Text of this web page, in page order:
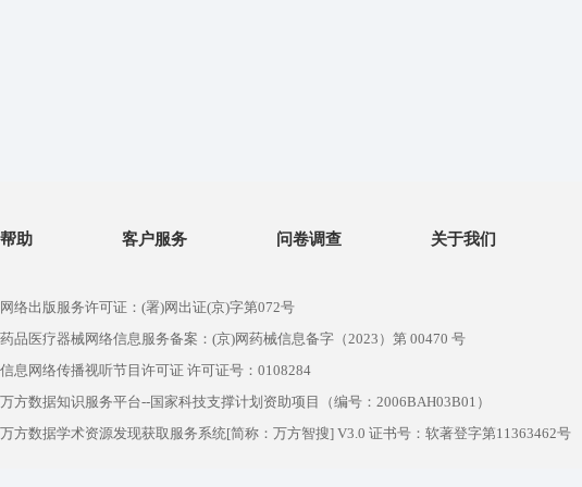
帮助 客户服务 问卷调查 关于我们
网络出版服务许可证：(署)网出证(京)字第072号
药品医疗器械网络信息服务备案：(京)网药械信息备字（2023）第 00470 号
信息网络传播视听节目许可证 许可证号：0108284
万方数据知识服务平台--国家科技支撑计划资助项目（编号：2006BAH03B01）
万方数据学术资源发现获取服务系统[简称：万方智搜] V3.0 证书号：软著登字第11363462号